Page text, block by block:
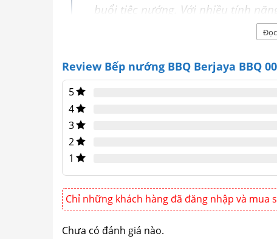
buổi tiệc nướng. Với nhiều tính
rất được ưa
Review Bếp nướng BBQ Berjaya BBQ
5
4
3
2
1
Chỉ những khách hàng đã đăng nhập và
Chưa có đánh giá nào.